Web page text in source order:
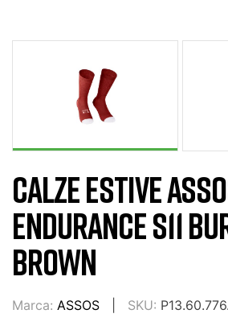
CALZE ESTIVE
ENDURANCE S11
BROWN
Marca: ASSOS SKU: